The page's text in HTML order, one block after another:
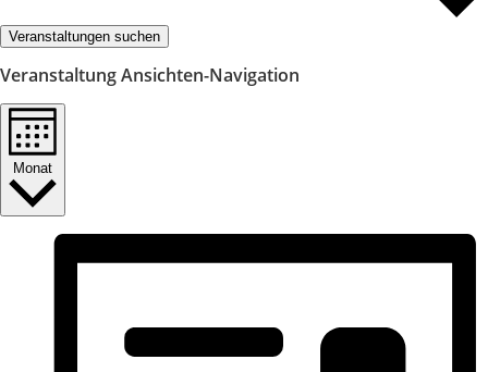
Veranstaltungen suchen
Veranstaltung Ansichten-Navigation
Monat